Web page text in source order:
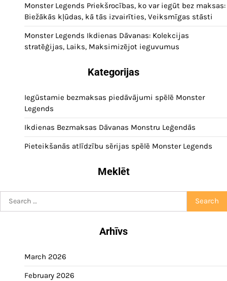
Monster Legends Priekšrocības, ko var iegūt bez maksas:
Biežākās kļūdas, kā tās izvairīties, Veiksmīgas stāsti
Monster Legends Ikdienas Dāvanas: Kolekcijas
stratēģijas, Laiks, Maksimizējot ieguvumus
Kategorijas
Iegūstamie bezmaksas piedāvājumi spēlē Monster
Legends
Ikdienas Bezmaksas Dāvanas Monstru Leģendās
Pieteikšanās atlīdzību sērijas spēlē Monster Legends
Meklēt
Arhīvs
March 2026
February 2026